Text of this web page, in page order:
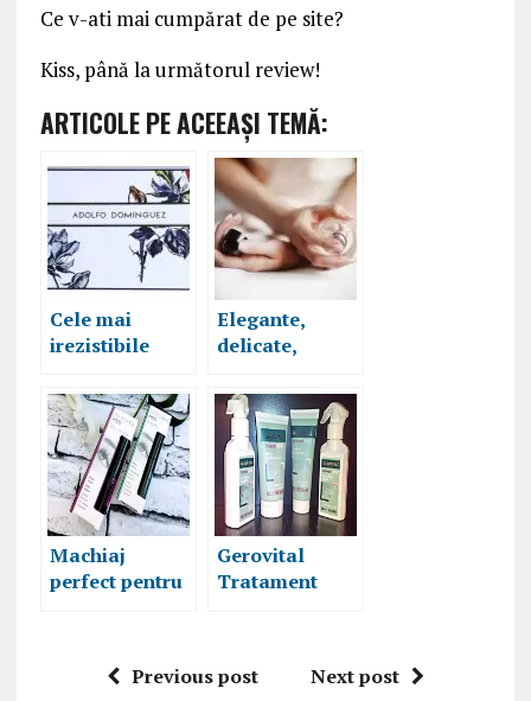
Ce v-ati mai cumpărat de pe site?
Kiss, până la următorul review!
ARTICOLE PE ACEEAŞI TEMĂ:
Cele mai
irezistibile
Adolfo
Dominguez de
pe NOTINO
Elegante,
delicate,
3 parfumuri de
mireasa la
promoție pe
Notino
Machiaj
perfect pentru
MED – review
Gerovital
Tratament
Previous post Next post